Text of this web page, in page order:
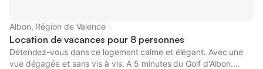
Albon, Région de Valence
Location de vacances pour 8 personnes
Détendez-vous dans ce logement calme et élégant. Avec une
vue dégagée et sans vis à vis. A 5 minutes du Golf d'Albon.